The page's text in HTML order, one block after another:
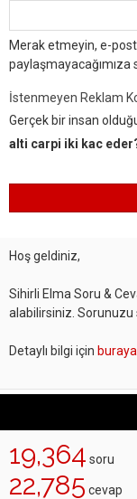
Merak etmeyin, e-
paylaşmayacağımıza
İstenmeyen Reklam
Gerçek bir insan
alti carpi iki kac
Hoş geldiniz,
Sihirli Elma Soru &
alabilirsiniz. Sorunuzu
Detaylı bilgi için buraya
19,364 soru
22,785 cevap